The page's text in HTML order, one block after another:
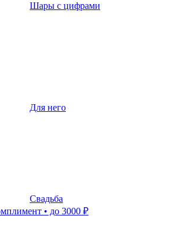
Шары с цифрами
Для него
Свадьба
• до 3000 ₽